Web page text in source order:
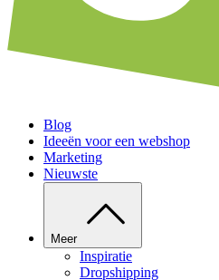
Blog
Ideeën voor een webshop
Marketing
Nieuwste
Meer
Inspiratie
Dropshipping